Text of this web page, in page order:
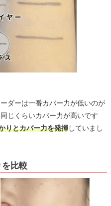
ダーは一番カバー力が低いのが
じくらいカバー力が高いです
りとカバー力を発揮していまし
を比較